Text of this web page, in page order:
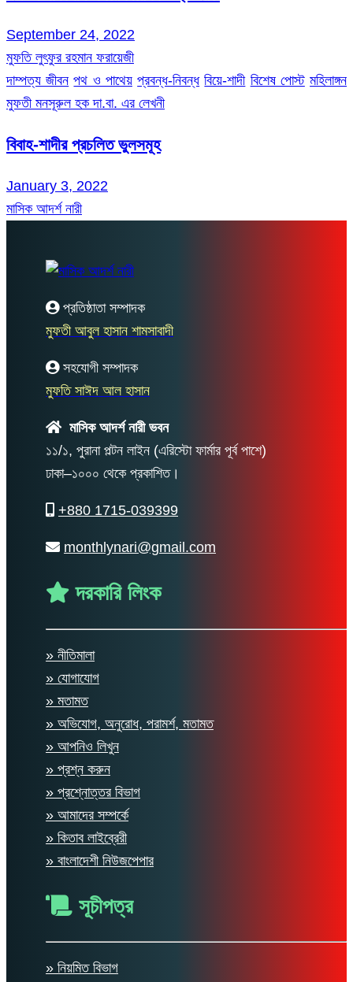
September 24, 2022
মুফতি লুৎফুর রহমান ফরায়েজী
দাম্পত্য জীবন পথ ও পাথেয় প্রবন্ধ-নিবন্ধ বিয়ে-শাদী বিশেষ পোস্ট মহিলাঙ্গন
মুফতী মনসূরুল হক দা.বা. এর লেখনী
বিবাহ-শাদীর প্রচলিত ভুলসমূহ
January 3, 2022
মাসিক আদর্শ নারী
প্রতিষ্ঠাতা সম্পাদক
মুফতী আবুল হাসান শামসাবাদী
সহযোগী সম্পাদক
মুফতি সাঈদ আল হাসান
মাসিক আদর্শ নারী ভবন
১১/১, পুরানা পল্টন লাইন (এরিস্টো ফার্মার পূর্ব পাশে)
ঢাকা–১০০০ থেকে প্রকাশিত।
+880 1715-039399
monthlynari@gmail.com
দরকারি লিংক
» নীতিমালা
» যোগাযোগ
» মতামত
» অভিযোগ, অনুরোধ, পরামর্শ, মতামত
» আপনিও লিখুন
» প্রশ্ন করুন
» প্রশ্নোত্তর বিভাগ
» আমাদের সম্পর্কে
» কিতাব লাইব্রেরী
» বাংলাদেশী নিউজপেপার
সূচীপত্র
» নিয়মিত বিভাগ